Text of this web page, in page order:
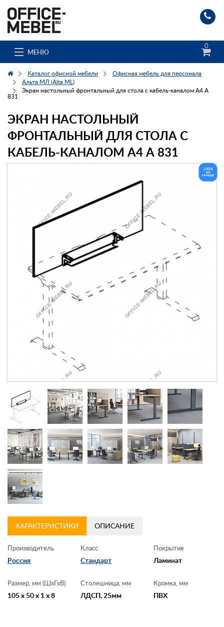
МЕНЮ
0
О компании
Доставка и сборка
Заказ каталога
Заказать обратный звонок
Каталог офисной мебели
Офисная мебель для персонала
Альта МЛ (Alta ML)
Экран настольный фронтальный для стола с кабель-каналом А4 А
831
ЭКРАН НАСТОЛЬНЫЙ
ФРОНТАЛЬНЫЙ ДЛЯ СТОЛА С
КАБЕЛЬ-КАНАЛОМ А4 А 831
ХАРАКТЕРИСТИКИ ОПИСАНИЕ
Производитель
Россия
Класс
Стандарт
Покрытие
Ламинат
Размер, мм (ШхГхВ)
105 x 50 x 1 x 8
Столешница, мм
ЛДСП, 25мм
Кромка, мм
ПВХ